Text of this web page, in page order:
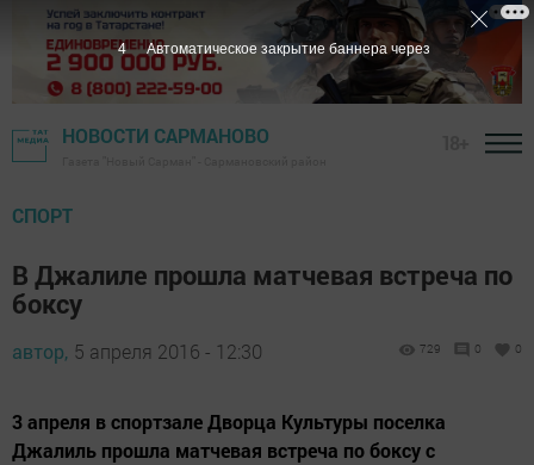
НОВОСТИ САРМАНОВО
СПОРТ
В Джалиле прошла матчевая встреча по
боксу
автор, 5 апреля 2016 - 12:30 729 0 0
3 апреля в спортзале Дворца Культуры поселка
Джалиль прошла матчевая встреча по боксу с
3 Автоматическое закрытие баннера через